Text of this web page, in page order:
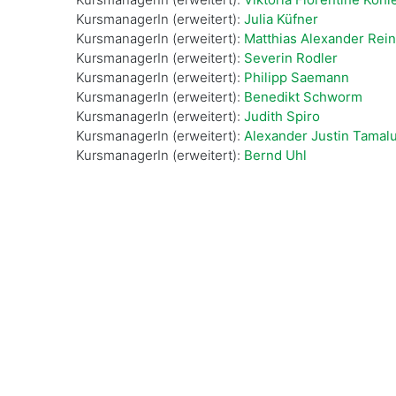
KursmanagerIn (erweitert): Julia Küfner
KursmanagerIn (erweitert): Matthias Alexander
KursmanagerIn (erweitert): Severin Rodler
KursmanagerIn (erweitert): Philipp Saemann
KursmanagerIn (erweitert): Benedikt Schworm
KursmanagerIn (erweitert): Judith Spiro
KursmanagerIn (erweitert): Alexander Justin
KursmanagerIn (erweitert): Bernd Uhl